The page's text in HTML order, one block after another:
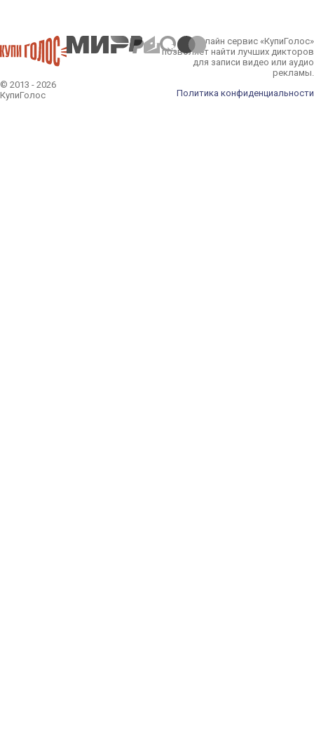
© 2013 - 2026
КупиГолос
Онлайн сервис «КупиГолос»
позволяет найти лучших дикторов
для записи видео или аудио
рекламы.
Политика конфиденциальности